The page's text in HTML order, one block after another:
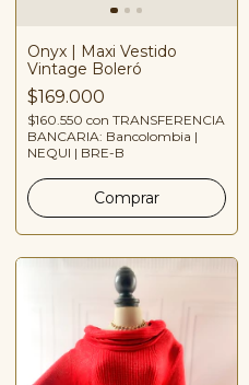
Onyx | Maxi Vestido
Vintage Boleró
$169.000
$160.550 con TRANSFERENCIA
BANCARIA: Bancolombia |
NEQUI | BRE-B